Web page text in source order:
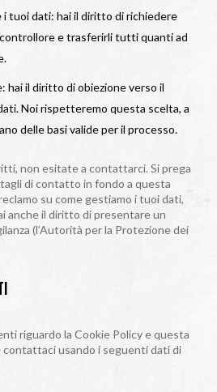
tuoi dati: hai il diritto di richiedere
e trasferirli tutti quanti ad
hai il diritto di obiezione verso il
Noi rispetteremo questa scelta, a
delle basi valide per il processo.
non esitate a contattarci. Si prega
di contatto in fondo a questa
su come gestiamo i tuoi dati,
anche il diritto di presentare un
(l’Autorità per la Protezione dei
riguardo la Cookie Policy e questa
contattaci usando i seguenti dati di